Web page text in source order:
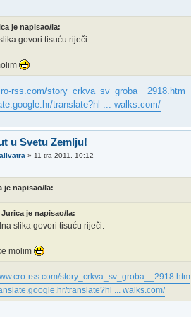
je napisao/la:
govori tisuću riječi.
rss.com/story_crkva_sv_groba__2918.htm
translate?hl ... walks.com/
u Svetu Zemlju!
»11 tra 2011, 10:12
je napisao/la:
Jurica je napisao/la:
slika govori tisuću riječi.
molim
rss.com/story_crkva_sv_groba__2918.htm
translate?hl ... walks.com/